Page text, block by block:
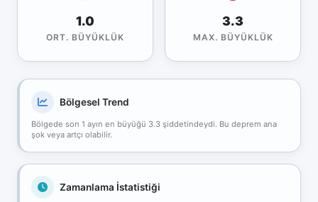
1.0
ORT. BÜYÜKLÜK
3.3
MAX. BÜYÜKLÜK
Bölgesel Trend
Bölgede son 1 ayın en büyüğü 3.3 şiddetindeydi. Bu deprem ana
şok veya artçı olabilir.
Zamanlama İstatistiği